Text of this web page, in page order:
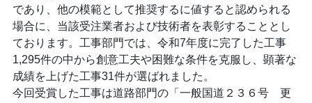
であり、他の模範として推奨するに値すると認められる
場合に、当該受注業者および技術者を表彰することとし
ております。工事部門では、令和7年度に完了した工事
1,295件の中から創意工夫や困難な条件を克服し、顕著な
成績を上げた工事31件が選ばれました。
今回受賞した工事は道路部門の「一般国道２３６号 更